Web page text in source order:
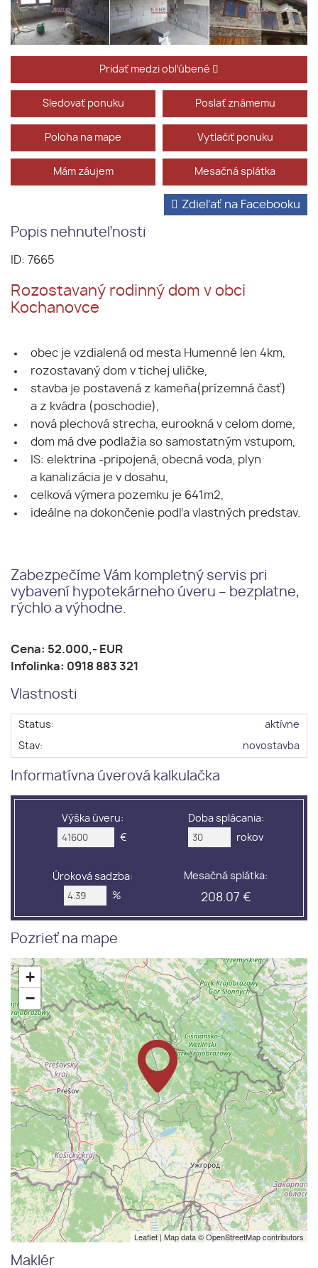
Pridať medzi obľúbené
Sledovať ponuku Poslať známemu
Poloha na mape Vytlačiť ponuku
Mám záujem Mesačná splátka
Popis nehnuteľnosti
Zdieľať na Facebooku
ID: 7665
Rozostavaný rodinný dom v obci
Kochanovce
obec je vzdialená od mesta Humenné len 4km,
rozostavaný dom v tichej uličke,
stavba je postavená z kameňa(prízemná časť)
a z kvádra (poschodie),
nová plechová strecha, eurookná v celom dome,
dom má dve podlažia so samostatným vstupom,
IS: elektrina -pripojená, obecná voda, plyn
a kanalizácia je v dosahu,
celková výmera pozemku je 641m2,
ideálne na dokončenie podľa vlastných predstav.
Zabezpečíme Vám kompletný servis pri
vybavení hypotekárneho úveru – bezplatne,
rýchlo a výhodne.
Cena: 52.000,- EUR
Infolinka: 0918 883 321
Vlastnosti
Status:
aktívne
Stav:
novostavba
Informatívna úverová kalkulačka
Výška úveru:
€
Doba splácania:
rokov
Úroková sadzba:
%
Mesačná splátka:
208.07 €
Pozrieť na mape
+
−
Leaflet| Map data ©OpenStreetMapcontributors
Maklér